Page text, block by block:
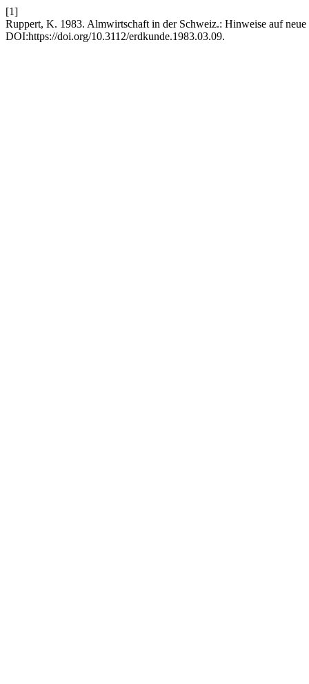
[1]
Ruppert, K. 1983. Almwirtschaft in der Schweiz.: Hinweise auf
DOI:https://doi.org/10.3112/erdkunde.1983.03.09.